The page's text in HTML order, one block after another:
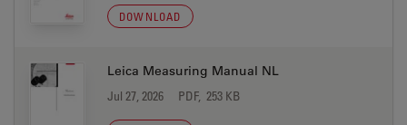
DOWNLOAD
Leica Measuring Manual NL
Jul 27, 2026 PDF, 253 KB